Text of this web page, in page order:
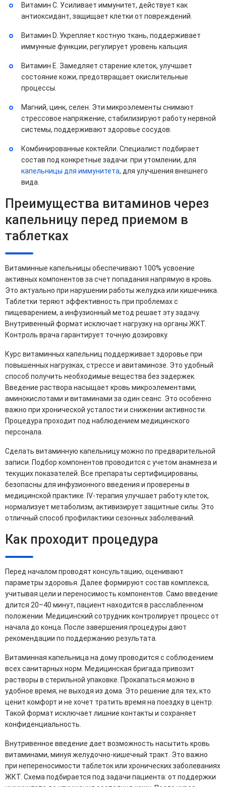
Витамин C. Усиливает иммунитет, действует как
антиоксидант, защищает клетки от повреждений.
Витамин D. Укрепляет костную ткань, поддерживает
иммунные функции, регулирует уровень кальция.
Витамин E. Замедляет старение клеток, улучшает
состояние кожи, предотвращает окислительные
процессы.
Магний, цинк, селен. Эти микроэлементы снимают
стрессовое напряжение, стабилизируют работу нервной
системы, поддерживают здоровье сосудов.
Комбинированные коктейли. Специалист подбирает
состав под конкретные задачи: при утомлении, для
капельницы для иммунитета, для улучшения внешнего
вида.
Преимущества витаминов через
капельницу перед приемом в
таблетках
Витаминные капельницы обеспечивают 100% усвоение
активных компонентов за счет попадания напрямую в кровь.
Это актуально при нарушении работы желудка или кишечника.
Таблетки теряют эффективность при проблемах с
пищеварением, а инфузионный метод решает эту задачу.
Внутривенный формат исключает нагрузку на органы ЖКТ.
Контроль врача гарантирует точную дозировку.
Курс витаминных капельниц поддерживает здоровье при
повышенных нагрузках, стрессе и авитаминозе. Это удобный
способ получить необходимые вещества без задержек.
Введение раствора насыщает кровь микроэлементами,
аминокислотами и витаминами за один сеанс. Это особенно
важно при хронической усталости и снижении активности.
Процедура проходит под наблюдением медицинского
персонала.
Сделать витаминную капельницу можно по предварительной
записи. Подбор компонентов проводится с учетом анамнеза и
текущих показателей. Все препараты сертифицированы,
безопасны для инфузионного введения и проверены в
медицинской практике. IV-терапия улучшает работу клеток,
нормализует метаболизм, активизирует защитные силы. Это
отличный способ профилактики сезонных заболеваний.
Как проходит процедура
Перед началом проводят консультацию, оценивают
параметры здоровья. Далее формируют состав комплекса,
учитывая цели и переносимость компонентов. Само введение
длится 20–40 минут, пациент находится в расслабленном
положении. Медицинский сотрудник контролирует процесс от
начала до конца. После завершения процедуры дают
рекомендации по поддержанию результата.
Витаминная капельница на дому проводится с соблюдением
всех санитарных норм. Медицинская бригада привозит
растворы в стерильной упаковке. Прокапаться можно в
удобное время, не выходя из дома. Это решение для тех, кто
ценит комфорт и не хочет тратить время на поездку в центр.
Такой формат исключает лишние контакты и сохраняет
конфиденциальность.
Внутривенное введение дает возможность насытить кровь
витаминами, минуя желудочно-кишечный тракт. Это важно
при непереносимости таблеток или хронических заболеваниях
ЖКТ. Схема подбирается под задачи пациента: от поддержки